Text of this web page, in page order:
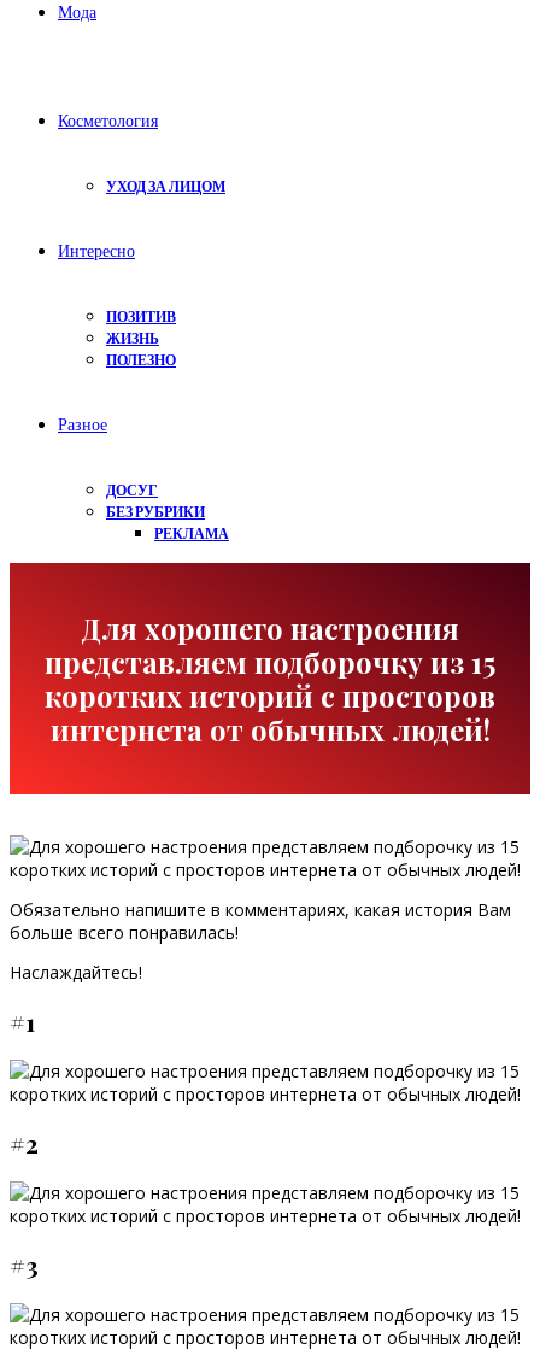
Мода
Косметология
УХОД ЗА ЛИЦОМ
Интересно
ПОЗИТИВ
ЖИЗНЬ
ПОЛЕЗНО
Разное
ДОСУГ
БЕЗ РУБРИКИ
РЕКЛАМА
Для хорошего настроения
представляем подборочку из 15
коротких историй с просторов
интернета от обычных людей!
Обязательно напишите в комментариях, какая история Вам
больше всего понравилась!
Наслаждайтесь!
#1
#2
#3